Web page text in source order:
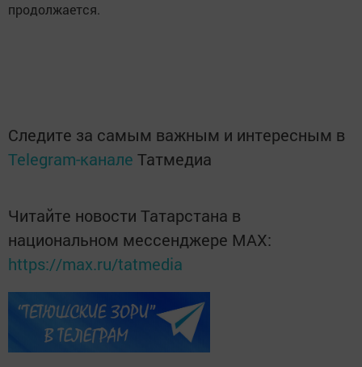
продолжается.
Следите за самым важным и интересным в
Telegram-канале Татмедиа
Читайте новости Татарстана в
национальном мессенджере MАХ:
https://max.ru/tatmedia